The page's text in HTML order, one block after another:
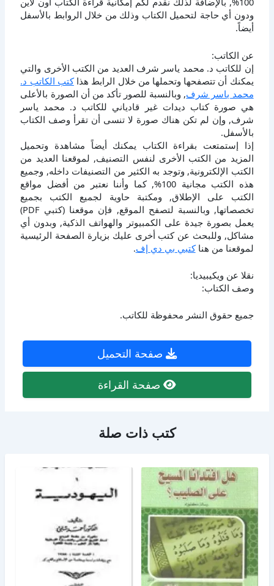
ودون أي حاجة لتحميل الكتاب وذلك من خلال الروابط بالأسفل
أيضاً.
عن الكاتب:
إن للكاتب د. محمد ياسر شرف العديد من الكتب الأخرى والتي
يمكنك أن تتصفحها وتحملها من خلال الرابط هذاكتب الكاتب د.
محمد ياسر شرف, وبالنسبة للصور تأكد من أن الصورة بالأعلى
هي صورة كتاب ديدات غير قادياني للكاتب د. محمد ياسر
شرف, وإن لم تكن هناك صورة لا تنسى أن تقرأ وصف الكتاب
بالأسفل.
إذا إستمتعت بقراءة الكتاب يمكنك أيضاً مشاهدة وتحميل
المزيد من الكتب الأخرى لنفس التصنيف, لموقعنا العديد من
الكتب الإلكترونية, وتوجد به الكثير من التصنيفات داخله, وجميع
هذه الكتب مجانية 100%, كما وأننا نعتبر من أفضل مواقع
الكتب على الإطلاق, ومكتبة حاوية لجميع الكتب بجميع
تخصصاتها, وبالنسبة لتصفح الموقع, فإن موقعنا (كتبي PDF)
يعمل بصورة جيدة على الكمبيوتر والهواتف الذكية, وبدون أي
مشاكل, وللبحث عن كتب أخرى عليك بزيارة الصفحة الرئيسية
لموقعنا من هناكتبي بي دي إف.
نقلا عن ويكيبيديا:
وصف الكتاب:
جميع حقوق النشر محفوظة للكاتب.
صفحة التحميل
صفحة القراءة
كتب ذات صلة